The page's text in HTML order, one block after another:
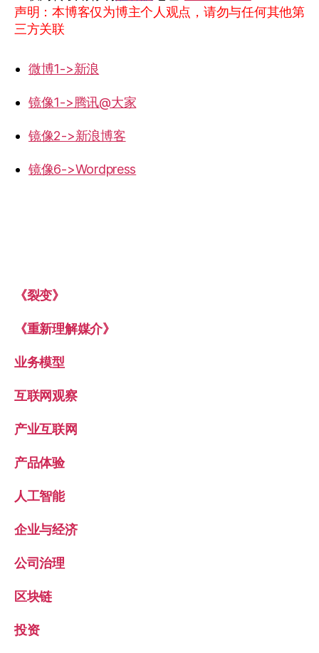
声明：本博客仅为博主个人观点，请勿与任何其他第
三方关联
微博1->新浪
镜像1->腾讯@大家
镜像2->新浪博客
镜像6->Wordpress
《裂变》
《重新理解媒介》
业务模型
互联网观察
产业互联网
产品体验
人工智能
企业与经济
公司治理
区块链
投资